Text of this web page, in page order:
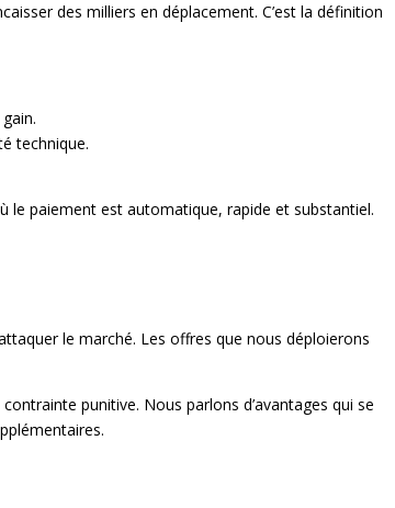
des milliers en déplacement. C’est la définition
technique.
le paiement est automatique, rapide et substantiel.
le marché. Les offres que nous déploierons
punitive. Nous parlons d’avantages qui se